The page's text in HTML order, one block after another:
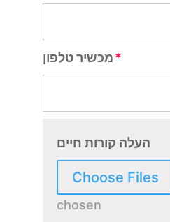
מכשיר טלפון
העלה קורות חיים
Choose Files
chosen